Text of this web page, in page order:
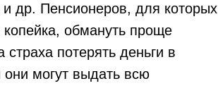
и др. Пенсионеров, для которых
копейка, обмануть проще
страха потерять деньги в
они могут выдать всю